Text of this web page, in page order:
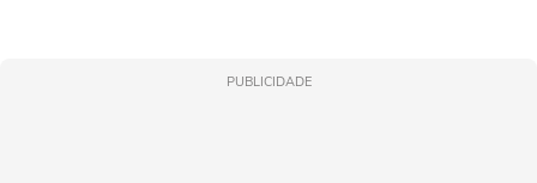
PUBLICIDADE